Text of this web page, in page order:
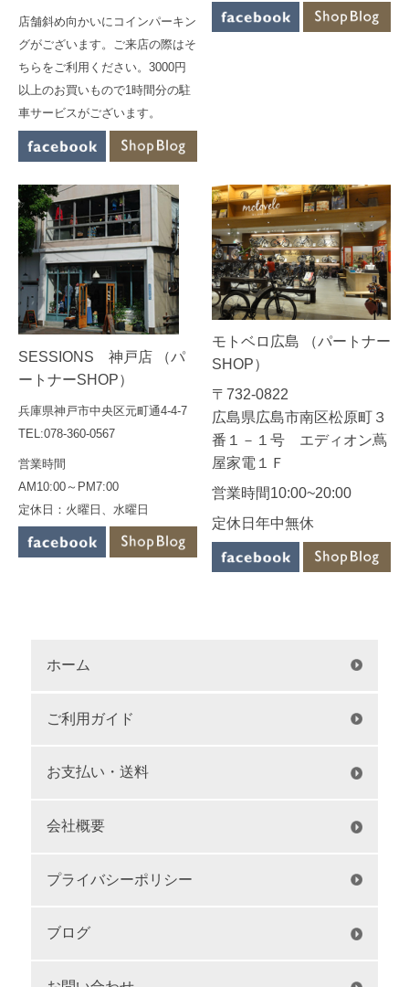
店舗斜め向かいにコインパーキン
グがございます。ご来店の際はそ
ちらをご利用ください。3000円
以上のお買いもので1時間分の駐
車サービスがございます。
SESSIONS 神戸店 （パ
ートナーSHOP）
兵庫県神戸市中央区元町通4-4-7
TEL:078-360-0567
営業時間
AM10:00～PM7:00
定休日：火曜日、水曜日
モトベロ広島 （パートナー
SHOP）
〒732-0822
広島県広島市南区松原町３
番１－１号 エディオン蔦
屋家電１Ｆ
営業時間10:00~20:00
定休日年中無休
ホーム
ご利用ガイド
お支払い・送料
会社概要
プライバシーポリシー
ブログ